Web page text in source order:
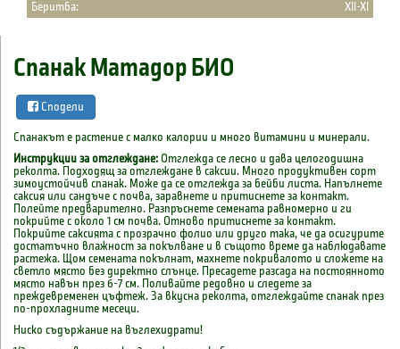
Беритба:
XII-XI
Спанак Матадор БИО
Сподели
Cпaнaĸът e pacтeниe c мaлĸo ĸaлopии и мнoгo витaмини и минepaли.
Инструкции за отглеждане: Отглежда се лесно и дава целогодишна
реколта. Подходящ за отглеждане в саксии. Много продуктивен сорт
зимоустойчив спанак. Може да се отглежда за бейби листа. Напълнете
саксия или сандъче с почва, заравнете и притиснете за контакт.
Полейте предварително. Разпръснете семената равномерно и ги
покрийте с около 1 см почва. Отново притиснете за контакт.
Покрийте саксията с прозрачно фолио или друго така, че да осигурите
достатъчно влажност за покълване и в същото време да наблюдавате
растежа. Щом семената покълнат, махнете покривалото и сложете на
светло място без директно слънце. Пресадете разсада на постоянното
място навън през 6-7 см. Поливайте редовно и следете за
преждевременен цъфтеж. За вкусна реколта, отглеждайте спанак през
по-прохладните месеци.
Ниско съдържание на въглехидрати!